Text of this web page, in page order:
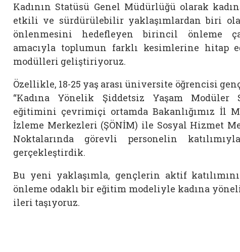
Kadının Statüsü Genel Müdürlüğü olarak
etkili ve sürdürülebilir yaklaşımlardan biri
önlenmesini hedefleyen birincil önleme
amacıyla toplumun farklı kesimlerine hitap
modülleri geliştiriyoruz.
Özellikle, 18-25 yaş arası üniversite öğrencisi
“Kadına Yönelik Şiddetsiz Yaşam Modüler
eğitimini çevrimiçi ortamda Bakanlığımız İl
İzleme Merkezleri (ŞÖNİM) ile Sosyal Hizmet
Noktalarında görevli personelin
gerçekleştirdik.
Bu yeni yaklaşımla, gençlerin aktif
önleme odaklı bir eğitim modeliyle kadına
ileri taşıyoruz.